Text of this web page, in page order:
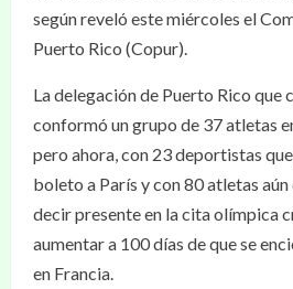
según reveló este miércoles el
Puerto Rico (Copur).
La delegación de Puerto Rico que
conformó un grupo de 37 atletas
pero ahora, con 23 deportistas
boleto a París y con 80 atletas
decir presente en la cita olímpica
aumentar a 100 días de que se
en Francia.